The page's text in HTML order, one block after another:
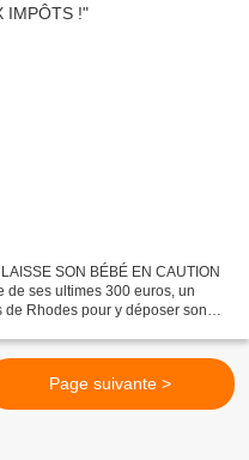
SON BÉBÉ EN CAUTION
de ses ultimes 300 euros, un
Rhodes pour y déposer son
Page suivante >